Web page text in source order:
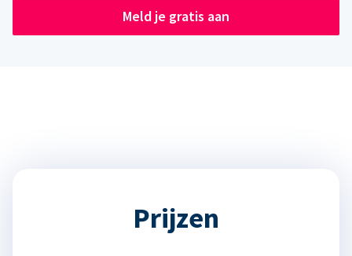
Meld je gratis aan
Prijzen